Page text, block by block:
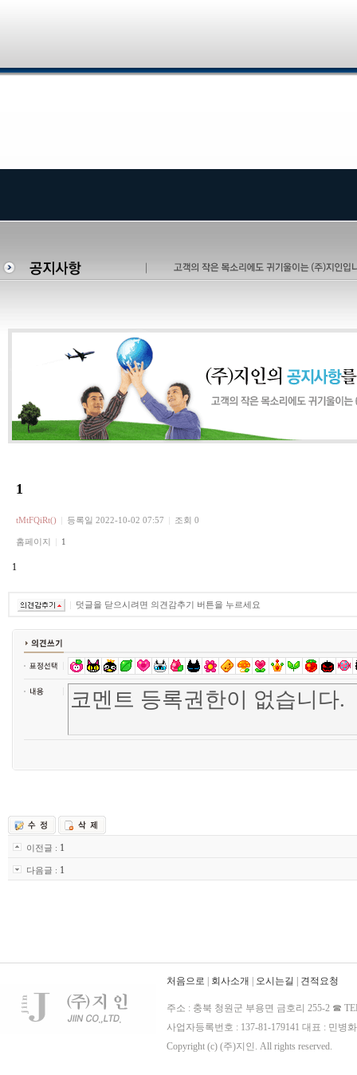
1
tMtFQiRt() 등록일 2022-10-02 07:57 조회 0
홈페이지 1
1
덧글을 닫으시려면 의견감추기 버튼을 누르세요
이전글 : 1
다음글 : 1
처음으로 회사소개 오시는길 견적요청
주소 : 충북 청원군 부용면 금호리 255-2 ☎
사업자등록번호 : 137-81-179141 대표 : 민병화
Copyright (c) (주)지인. All rights reserved.